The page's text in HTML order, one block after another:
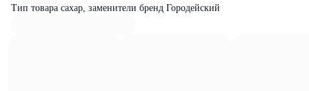
Тип товара сахар, заменители бренд Городейский